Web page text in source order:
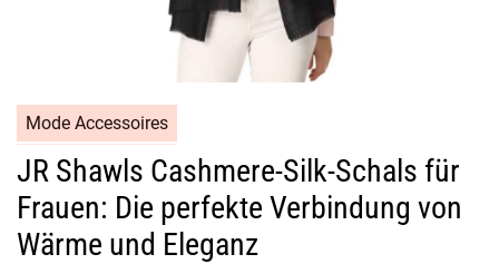
Mode Accessoires
JR Shawls Cashmere-Silk-Schals für
Frauen: Die perfekte Verbindung von
Wärme und Eleganz